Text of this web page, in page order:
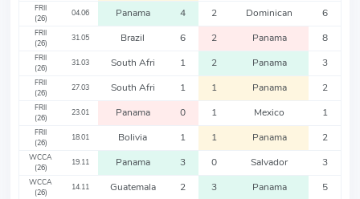
FRII
(26)
04.06 Panama 4 2 Dominican 6
FRII
(26)
31.05 Brazil 6 2 Panama 8
FRII
(26)
31.03 South Afri 1 2 Panama 3
FRII
(26)
27.03 South Afri 1 1 Panama 2
FRII
(26)
23.01 Panama 0 1 Mexico 1
FRII
(26)
18.01 Bolivia 1 1 Panama 2
WCCA
(26)
19.11 Panama 3 0 Salvador 3
WCCA
(26)
14.11 Guatemala 2 3 Panama 5